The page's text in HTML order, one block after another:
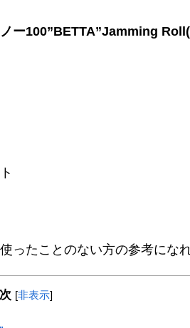
ー100”BETTA”Jamming
ったことのない方の参考にな
[非表示]